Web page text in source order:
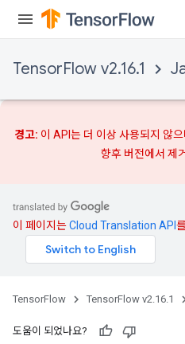
TensorFlow v2.16.1
경고: 이 API는 더 이상 사용되지 않으
향후 버전에서 제
이 페이지는Cloud Translation API
TensorFlow TensorFlow v2.16.1
도움이 되었나요?